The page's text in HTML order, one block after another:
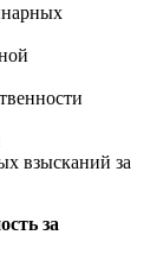
взысканий за
за